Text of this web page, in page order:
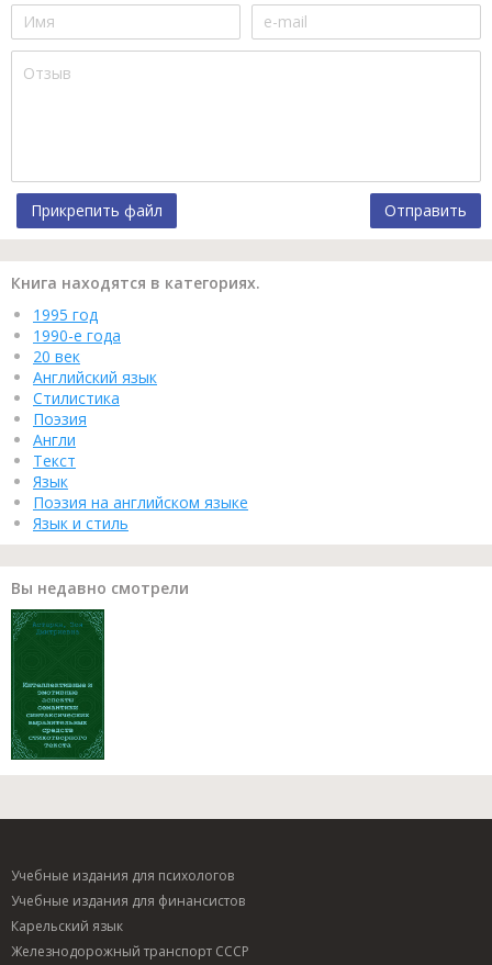
Прикрепить файл Отправить
Книга находятся в категориях.
1995 год
1990-е года
20 век
Английский язык
Стилистика
Поэзия
Англи
Текст
Язык
Поэзия на английском языке
Язык и стиль
Вы недавно смотрели
Учебные издания для психологов
Учебные издания для финансистов
Карельский язык
Железнодорожный транспорт СССР